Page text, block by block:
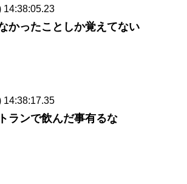
14:38:05.23
かったことしか覚えてない
14:38:17.35
ランで飲んだ事有るな